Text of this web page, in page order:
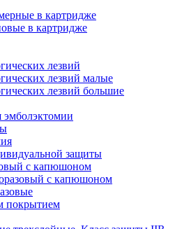
в картридже
в картридже
лезвий
лезвий малые
лезвий большие
эмболэктомии
защиты
с капюшоном
с капюшоном
покрытием